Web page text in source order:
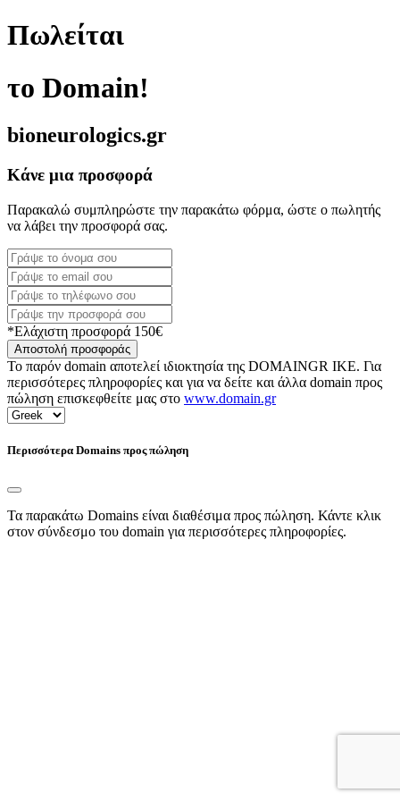
Πωλείται
το Domain!
bioneurologics.gr
Κάνε μια προσφορά
Παρακαλώ συμπληρώστε την παρακάτω φόρμα, ώστε ο πωλητής
να λάβει την προσφορά σας.
*Ελάχιστη προσφορά 150€
Αποστολή προσφοράς
Το παρόν domain αποτελεί ιδιοκτησία της DOMAINGR ΙΚΕ. Για
περισσότερες πληροφορίες και για να δείτε και άλλα domain προς
πώληση επισκεφθείτε μας στο www.domain.gr
Περισσότερα Domains προς πώληση
Τα παρακάτω Domains είναι διαθέσιμα προς πώληση. Κάντε κλικ
στον σύνδεσμο του domain για περισσότερες πληροφορίες.